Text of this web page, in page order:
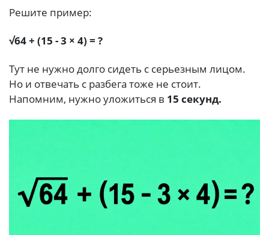
Решите пример:
√64 + (15 - 3 × 4) = ?
Тут не нужно долго сидеть с серьезным лицом.
Но и отвечать с разбега тоже не стоит.
Напомним, нужно уложиться в 15 секунд.